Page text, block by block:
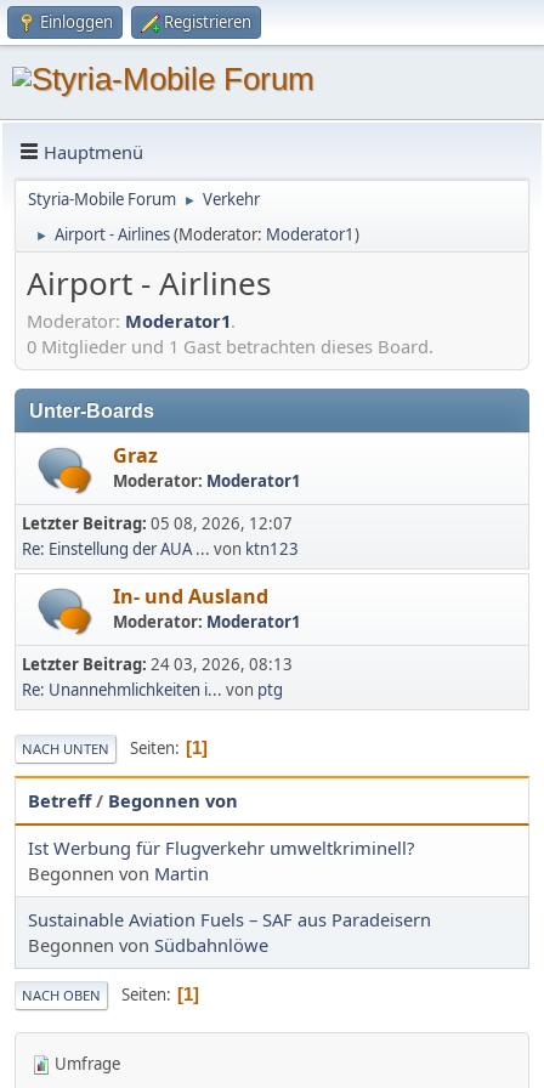
Einloggen Registrieren
Hauptmenü
Styria-Mobile Forum ► Verkehr
► Airport - Airlines(Moderator: Moderator1)
Airport - Airlines
Moderator: Moderator1.
0 Mitglieder und 1 Gast betrachten dieses Board.
Unter-Boards
Graz
Moderator: Moderator1
Letzter Beitrag: 05 08, 2026, 12:07
Re: Einstellung der AUA ... von ktn123
In- und Ausland
Moderator: Moderator1
Letzter Beitrag: 24 03, 2026, 08:13
Re: Unannehmlichkeiten i... von ptg
NACH UNTEN Seiten 1
Betreff/ Begonnen von
Ist Werbung für Flugverkehr umweltkriminell?
Begonnen von Martin
Sustainable Aviation Fuels – SAF aus Paradeisern
Begonnen von Südbahnlöwe
NACH OBEN Seiten 1
Umfrage